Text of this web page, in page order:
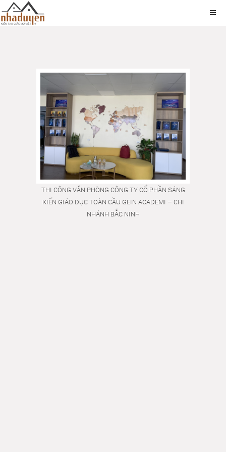
THI CÔNG VĂN PHÒNG CÔNG TY CỔ PHẦN SÁNG
KIẾN GIÁO DỤC TOÀN CẦU GEIN ACADEMI – CHI
NHÁNH BẮC NINH